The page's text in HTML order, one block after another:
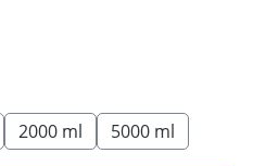
2000 ml 5000 ml